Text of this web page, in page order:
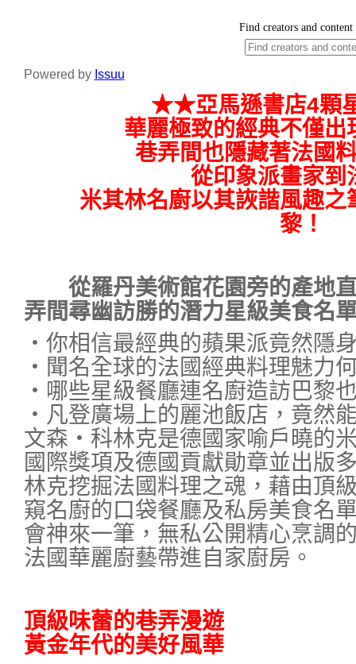
Powered by Issuu
★★亞馬遜書店4顆
華麗極致的經典不僅出
巷弄間也隱藏著法國料
從印象派畫家到
米其林名廚以其詼諧風趣之
黎！
從羅丹美術館花園旁的產地直
弄間尋幽訪勝的潛力星級美食名
‧你相信最經典的蘋果派竟然隱
‧聞名全球的法國經典料理魅力
‧哪些星級餐廳連名廚造訪巴黎
‧凡登廣場上的麗池飯店，竟然
文森‧科林克是德國家喻戶曉的
國際獎項及德國貢獻勛章並出版
林克挖掘法國料理之魂，藉由頂
窺名廚的口袋餐廳及私房美食名
會神來一筆，無私公開精心烹調
法國華麗廚藝帶進自家廚房。
頂級味蕾的巷弄漫遊
黃金年代的美好風華